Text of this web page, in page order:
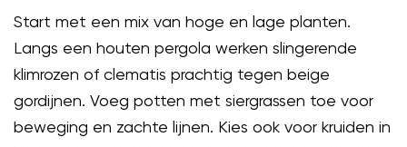
Start met een mix van hoge en lage planten.
Langs een houten pergola werken slingerende
klimrozen of clematis prachtig tegen beige
gordijnen. Voeg potten met siergrassen toe voor
beweging en zachte lijnen. Kies ook voor kruiden in